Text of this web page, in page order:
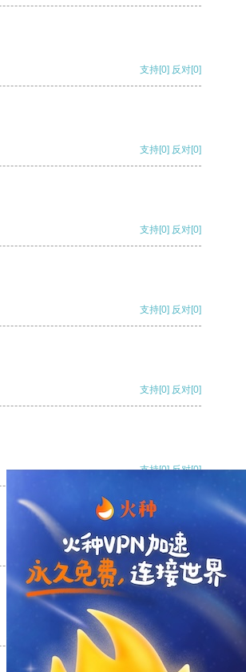
支持[0] 反对[0]
支持[0] 反对[0]
支持[0] 反对[0]
支持[0] 反对[0]
支持[0] 反对[0]
支持[0] 反对[0]
支持[0] 反对
支持